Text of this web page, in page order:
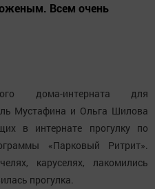
Всем очень
дома-интерната для
Мустафина и Ольга Шилова
в интернате прогулку по
«Парковый Ритрит».
каруселях, лакомились
прогулка.